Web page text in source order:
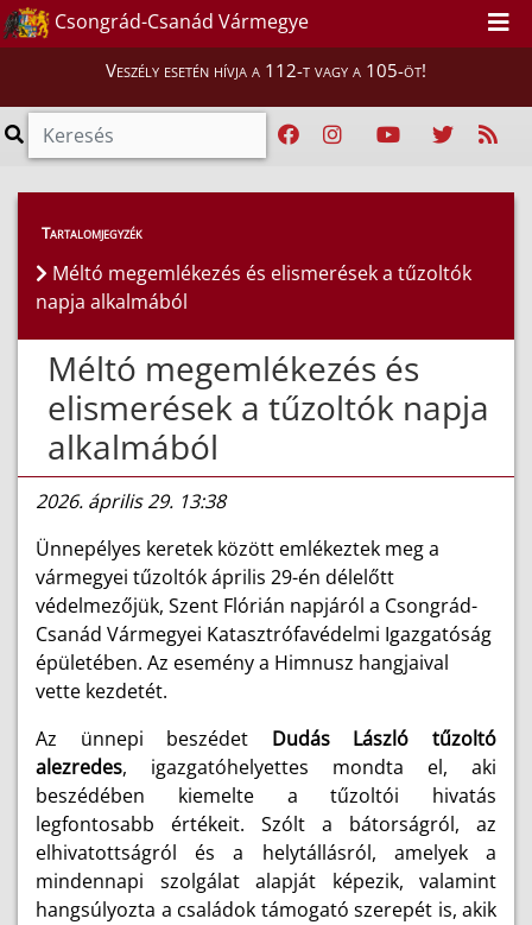
Csongrád-Csanád Vármegye
Veszély esetén hívja a 112-t vagy a 105-öt!
Híreink > Hírek
Tartalomjegyzék
Méltó megemlékezés és elismerések a tűzoltók
napja alkalmából
Méltó megemlékezés és
elismerések a tűzoltók napja
alkalmából
2026. április 29. 13:38
Ünnepélyes keretek között emlékeztek meg a
vármegyei tűzoltók április 29-én délelőtt
védelmezőjük, Szent Flórián napjáról a Csongrád-
Csanád Vármegyei Katasztrófavédelmi Igazgatóság
épületében. Az esemény a Himnusz hangjaival
vette kezdetét.
Az ünnepi beszédet Dudás László tűzoltó
alezredes, igazgatóhelyettes mondta el, aki
beszédében kiemelte a tűzoltói hivatás
legfontosabb értékeit. Szólt a bátorságról, az
elhivatottságról és a helytállásról, amelyek a
mindennapi szolgálat alapját képezik, valamint
hangsúlyozta a családok támogató szerepét is, akik